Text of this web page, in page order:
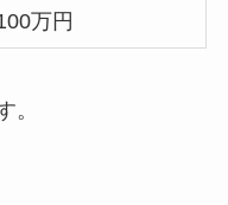
万円
。